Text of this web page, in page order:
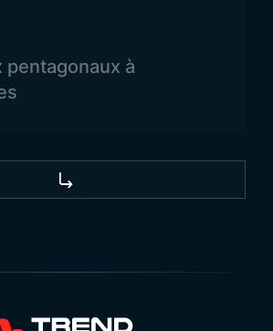
l’indépendance et l’identité
La vente en gros de drapeaux
pentagonaux à